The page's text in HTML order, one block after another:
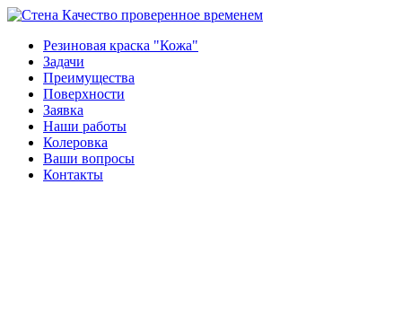
Качество проверенное временем
Резиновая краска "Кожа"
Задачи
Преимущества
Поверхности
Заявка
Наши работы
Колеровка
Ваши вопросы
Контакты